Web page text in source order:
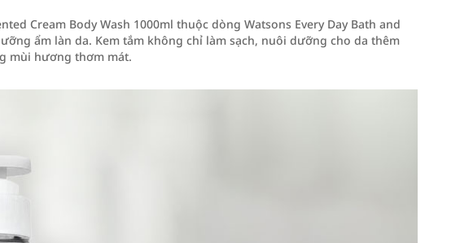
Cream Body Wash 1000ml thuộc dòng Watsons Every Day Bath and
ẩm làn da. Kem tắm không chỉ làm sạch, nuôi dưỡng cho da thêm
mùi hương thơm mát.